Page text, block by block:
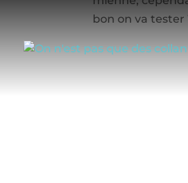
bon on va tester